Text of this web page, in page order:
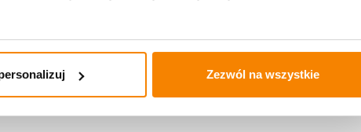
Zezwól na wszystkie